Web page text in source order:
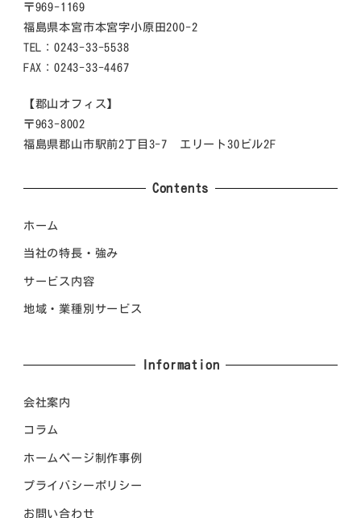
〒969-1169
福島県本宮市本宮字小原田200-2
TEL：0243-33-5538
FAX：0243-33-4467
【郡山オフィス】
〒963-8002
福島県郡山市駅前2丁目3-7 エリート30ビル2F
Contents
ホーム
当社の特長・強み
サービス内容
地域・業種別サービス
Information
会社案内
コラム
ホームページ制作事例
プライバシーポリシー
お問い合わせ